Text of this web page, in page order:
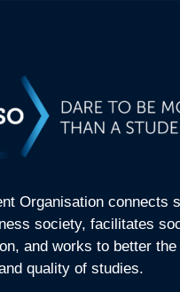
Organisation connects
society, facilitates
and works to better
quality of studies.